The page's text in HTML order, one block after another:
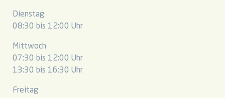
Dienstag
08:30 bis 12:00 Uhr
Mittwoch
07:30 bis 12:00 Uhr
13:30 bis 16:30 Uhr
Freitag